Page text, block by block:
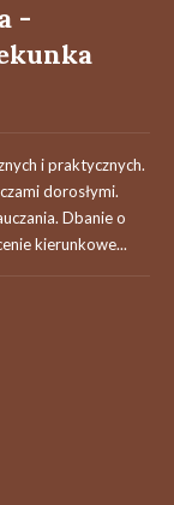
-
i praktycznych.
dorosłymi.
Dbanie o
kierunkowe...